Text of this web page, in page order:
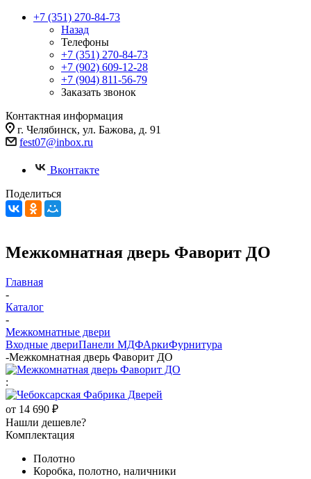
+7 (351) 270-84-73
Назад
Телефоны
+7 (351) 270-84-73
+7 (902) 609-12-28
+7 (904) 811-56-79
Заказать звонок
Контактная информация
г. Челябинск, ул. Бажова, д. 91
fest07@inbox.ru
Вконтакте
Поделиться
Межкомнатная дверь Фаворит ДО
Главная
-
Каталог
-
Межкомнатные двери
Входные двериПанели МДФАркиФурнитура
-Межкомнатная дверь Фаворит ДО
:
от 14 690 ₽
Нашли дешевле?
Комплектация
Полотно
Коробка, полотно, наличники